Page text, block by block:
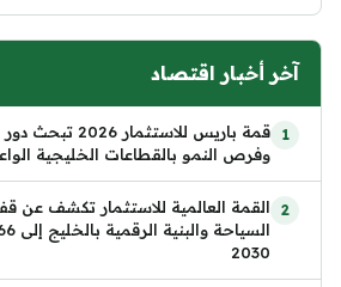
آخر أخبار اقتصاد
قمة باريس
وفرص النمو بالقطاعات الخليجية
القمة العالمية للاستثمار تكشف عن
2030